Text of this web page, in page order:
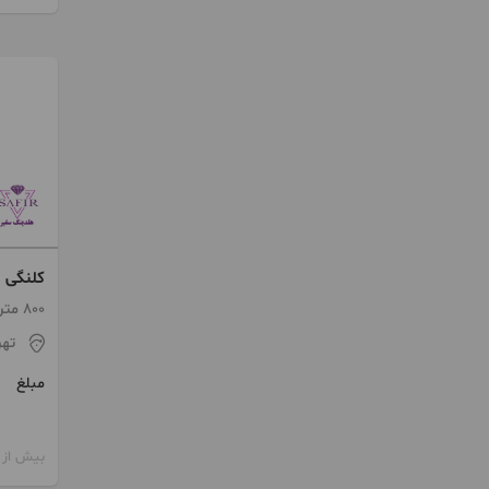
کلنگی
800 متر / ساخت 1369
مبلغ
بیش از 12 ماه پیش